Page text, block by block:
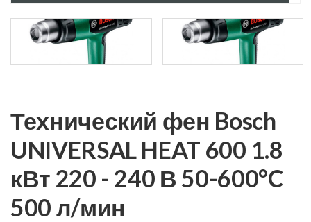
Технический фен Bosch
UNIVERSAL HEAT 600 1.8
кВт 220 - 240 В 50-600°C
500 л/мин